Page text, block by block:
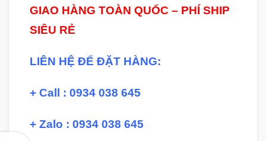
GIAO HÀNG TOÀN QUỐC – PHÍ SHIP
SIÊU RẺ
LIÊN HỆ ĐỂ ĐẶT HÀNG:
+ Call : 0934 038 645
+ Zalo : 0934 038 645